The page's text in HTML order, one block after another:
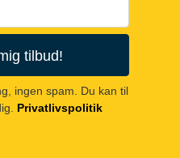
tilbud!
ingen spam. Du kan til
Privatlivspolitik